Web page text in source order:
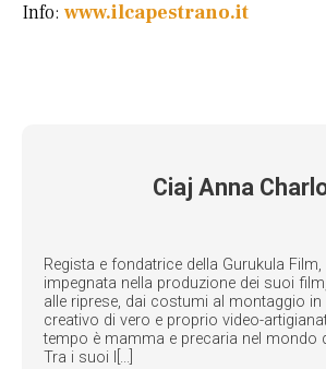
Info: www.ilcapestrano.it
Ciaj Anna
Regista e fondatrice della Gurukula
impegnata nella produzione dei suoi
alle riprese, dai costumi al montaggio
creativo di vero e proprio video-
tempo è mamma e precaria nel mondo
Tra i suoi l[...]